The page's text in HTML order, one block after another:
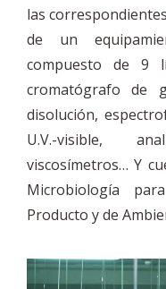
las
de un
compuesto de 9
cromatógrafo de
disolución,
U.V.-visible,
viscosímetros… Y
Microbiología
Producto y de